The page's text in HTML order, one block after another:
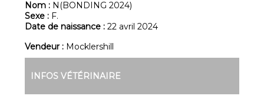
Nom : N(BONDING 2024)
Sexe : F.
Date de naissance :22 avril 2024
Vendeur : Mocklershill
INFOS VÉTÉRINAIRE